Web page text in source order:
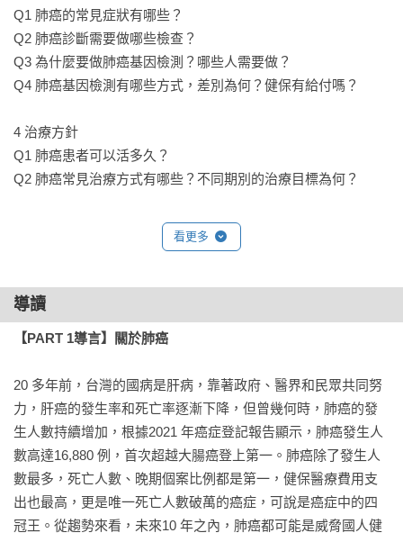
Q1 肺癌的常見症狀有哪些？
Q2 肺癌診斷需要做哪些檢查？
Q3 為什麼要做肺癌基因檢測？哪些人需要做？
Q4 肺癌基因檢測有哪些方式，差別為何？健保有給付嗎？
4 治療方針
Q1 肺癌患者可以活多久？
Q2 肺癌常見治療方式有哪些？不同期別的治療目標為何？
Q1 肺癌手術方式有哪些？
何？
Q3 手術後需要注意哪些事情？
Q4 手術切除之後，肺癌還會復發或轉移嗎？
6 化學治療
Q1 什麼是化學治療？哪些肺癌患者需要做化療？
Q2 肺癌常見的化學治療藥物有哪些？療程為何？
Q3 聽說化療很毒、很痛苦，可以不做嗎？
Q4 化療副作用有哪些？會持續很久嗎？怎麼處理？
看更多
導讀
【PART 1導言】關於肺癌
20 多年前，台灣的國病是肝病，靠著政府、醫界和民眾共同努
力，肝癌的發生率和死亡率逐漸下降，但曾幾何時，肺癌的發
生人數持續增加，根據2021 年癌症登記報告顯示，肺癌發生人
數高達16,880 例，首次超越大腸癌登上第一。肺癌除了發生人
數最多，死亡人數、晚期個案比例都是第一，健保醫療費用支
出也最高，更是唯一死亡人數破萬的癌症，可說是癌症中的四
冠王。從趨勢來看，未來10 年之內，肺癌都可能是威脅國人健